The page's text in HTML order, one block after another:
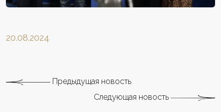
20.08.2024
Предыдущая новость
Следующая новость